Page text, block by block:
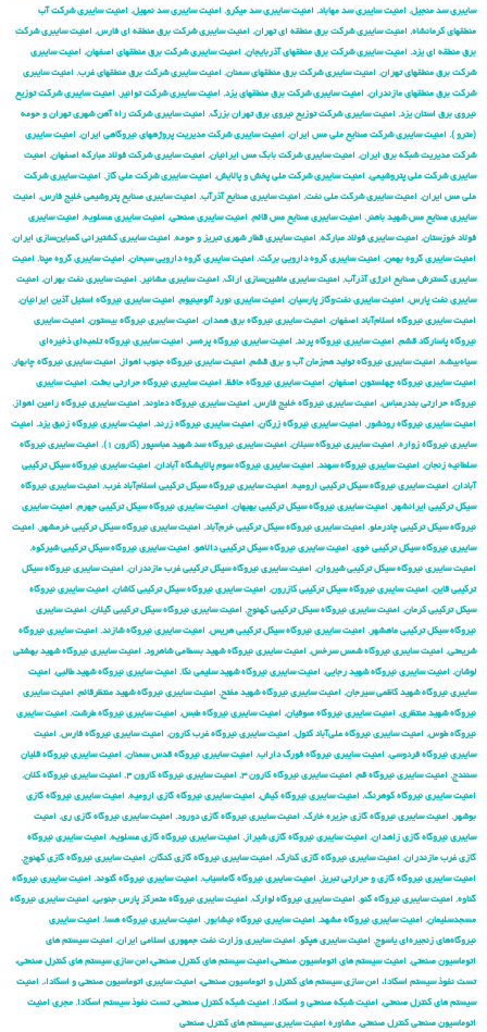
سایبری سد منجیل, امنیت سایبری سد مهاباد, امنیت سایبری سد میکرو, امنیت سایبری سد نمهیل, امنیت سایبری شركت آب
منطقهای كرمانشاه, امنیت سایبری شركت برق منطقه ای تهران, امنیت سایبری شركت برق منطقه ای فارس, امنیت سایبری شركت
برق منطقه ای یزد, امنیت سایبری شركت برق منطقهای آذربایجان, امنیت سایبری شركت برق منطقهای اصفهان, امنیت سایبری
شركت برق منطقهای تهران, امنیت سایبری شركت برق منطقهای سمنان, امنیت سایبری شركت برق منطقهای غرب, امنیت سایبری
شركت برق منطقهای مازندران, امنیت سایبری شركت برق منطقهای یزد, امنیت سایبری شركت توانیر , امنیت سایبری شركت توزیع
نیروی برق استان یزد, امنیت سایبری شركت توزیع نیروی برق تهران بزرگ, امنیت سایبری شركت راه آهن شهری تهران و حومه
(مترو ), امنیت سایبری شركت صنایع ملی مس ایران, امنیت سایبری شركت مدیریت پروژههای نیروگاهی ایران, امنیت سایبری
شركت مدیریت شبكه برق ایران, امنیت سایبری شرکت بابک مس ایرانیان, امنیت سایبری شرکت فولاد مبارکه اصفهان, امنیت
سایبری شرکت ملی پتروشیمی, امنیت سایبری شرکت ملی پخش و پالایش, امنیت سایبری شرکت ملی گاز , امنیت سایبری شرکت
ملی مس ایران, امنیت سایبری شرکت ملی نفت, امنیت سایبری صنایع آذرآب, امنیت سایبری صنایع پتروشیمی خلیج فارس, امنیت
سایبری صنایع مس شهید باهنر , امنیت سایبری صنایع مس قائم, امنیت سایبری صنعتی, امنیت سایبری عسلویه, امنیت سایبری
فولاد خوزستان, امنیت سایبری فولاد مبارکه, امنیت سایبری قطار شهری تبریز و حومه, امنیت سایبری کشتیرانی کمباین‌سازی ایران,
امنیت سایبری گروه بهمن, امنیت سایبری گروه دارویی برکت, امنیت سایبری گروه دارویی سبحان, امنیت سایبری گروه مپنا, امنیت
سایبری گسترش صنایع انرژی آذرآب, امنیت سایبری ماشین‌سازی اراک, امنیت سایبری مشانیر , امنیت سایبری نفت بهران, امنیت
سایبری نفت پارس, امنیت سایبری نفت‌وگاز پارسیان, امنیت سایبری نورد آلومینیوم, امنیت سایبری نیروگاه استیل آذین ایرانیان,
امنیت سایبری نیروگاه اسلام‌آباد اصفهان, امنیت سایبری نیروگاه برق همدان, امنیت سایبری نیروگاه بیستون, امنیت سایبری
نیروگاه پاسارگاد قشم, امنیت سایبری نیروگاه پرند, امنیت سایبری نیروگاه پره‌سر , امنیت سایبری نیروگاه تلمبه‌ای ذخیره‌ای
سیاه‌بیشه, امنیت سایبری نیروگاه تولید هم‌زمان آب و برق قشم, امنیت سایبری نیروگاه جنوب اهواز , امنیت سایبری نیروگاه چابهار ,
امنیت سایبری نیروگاه چهلستون اصفهان, امنیت سایبری نیروگاه حافظ, امنیت سایبری نیروگاه حرارتی بعثت, امنیت سایبری
نیروگاه حرارتی بندرعباس, امنیت سایبری نیروگاه خلیج فارس, امنیت سایبری نیروگاه دماوند, امنیت سایبری نیروگاه رامین اهواز ,
امنیت سایبری نیروگاه رودشور , امنیت سایبری نیروگاه زرگان, امنیت سایبری نیروگاه زرند, امنیت سایبری نیروگاه زنبق یزد, امنیت
سایبری نیروگاه زواره, امنیت سایبری نیروگاه سبلان, امنیت سایبری نیروگاه سد شهید عباسپور (کارون ۱) , امنیت سایبری نیروگاه
سلطانیه زنجان, امنیت سایبری نیروگاه سهند, امنیت سایبری نیروگاه سوم پالایشگاه آبادان, امنیت سایبری نیروگاه سیکل ترکیبی
آبادان, امنیت سایبری نیروگاه سیکل ترکیبی ارومیه, امنیت سایبری نیروگاه سیکل ترکیبی اسلام‌آباد غرب, امنیت سایبری نیروگاه
سیکل ترکیبی ایرانشهر , امنیت سایبری نیروگاه سیکل ترکیبی بهبهان, امنیت سایبری نیروگاه سیکل ترکیبی جهرم, امنیت سایبری
نیروگاه سیکل ترکیبی چادرملو, امنیت سایبری نیروگاه سیکل ترکیبی خرم‌آباد, امنیت سایبری نیروگاه سیکل ترکیبی خرمشهر , امنیت
سایبری نیروگاه سیکل ترکیبی خوی, امنیت سایبری نیروگاه سیکل ترکیبی دالاهو, امنیت سایبری نیروگاه سیکل ترکیبی شیرکوه,
امنیت سایبری نیروگاه سیکل ترکیبی شیروان, امنیت سایبری نیروگاه سیکل ترکیبی غرب مازندران, امنیت سایبری نیروگاه سیکل
ترکیبی قاین, امنیت سایبری نیروگاه سیکل ترکیبی کازرون, امنیت سایبری نیروگاه سیکل ترکیبی کاشان, امنیت سایبری نیروگاه
سیکل ترکیبی کرمان, امنیت سایبری نیروگاه سیکل ترکیبی کهنوج, امنیت سایبری نیروگاه سیکل ترکیبی گیلان, امنیت سایبری
نیروگاه سیکل ترکیبی ماهشهر , امنیت سایبری نیروگاه سیکل ترکیبی هریس, امنیت سایبری نیروگاه شازند, امنیت سایبری نیروگاه
شریعتی, امنیت سایبری نیروگاه شمس سرخس, امنیت سایبری نیروگاه شهید بسطامی شاهرود, امنیت سایبری نیروگاه شهید بهشتی
لوشان, امنیت سایبری نیروگاه شهید رجایی, امنیت سایبری نیروگاه شهید سلیمی نکا, امنیت سایبری نیروگاه شهید طالبی, امنیت
سایبری نیروگاه شهید کاظمی سیرجان, امنیت سایبری نیروگاه شهید مفتح, امنیت سایبری نیروگاه شهید منتظرقائم, امنیت سایبری
نیروگاه شهید منتظری, امنیت سایبری نیروگاه صوفیان, امنیت سایبری نیروگاه طبس, امنیت سایبری نیروگاه طرشت, امنیت سایبری
نیروگاه طوس, امنیت سایبری نیروگاه علی‌آباد کتول, امنیت سایبری نیروگاه غرب کارون, امنیت سایبری نیروگاه فارس, امنیت
سایبری نیروگاه فردوسی, امنیت سایبری نیروگاه فورگ داراب, امنیت سایبری نیروگاه قدس سمنان, امنیت سایبری نیروگاه قلیان
سنندج, امنیت سایبری نیروگاه قم, امنیت سایبری نیروگاه کارون ۳ , امنیت سایبری نیروگاه کارون ۴ , امنیت سایبری نیروگاه کلان,
امنیت سایبری نیروگاه کوهرنگ, امنیت سایبری نیروگاه کیش, امنیت سایبری نیروگاه گازی ارومیه, امنیت سایبری نیروگاه گازی
بوشهر , امنیت سایبری نیروگاه گازی جزیره خارک, امنیت سایبری نیروگاه گازی دورود, امنیت سایبری نیروگاه گازی ری, امنیت
سایبری نیروگاه گازی زاهدان, امنیت سایبری نیروگاه گازی شیراز , امنیت سایبری نیروگاه گازی عسلویه, امنیت سایبری نیروگاه
گازی غرب مازندران, امنیت سایبری نیروگاه گازی کنارک, امنیت سایبری نیروگاه گازی کنگان, امنیت سایبری نیروگاه گازی کهنوج,
امنیت سایبری نیروگاه گازی و حرارتی تبریز , امنیت سایبری نیروگاه گاماسیاب, امنیت سایبری نیروگاه گتوند, امنیت سایبری نیروگاه
گناوه, امنیت سایبری نیروگاه گنو, امنیت سایبری نیروگاه لوارک, امنیت سایبری نیروگاه متمرکز پارس جنوبی, امنیت سایبری نیروگاه
مسجدسلیمان, امنیت سایبری نیروگاه مشهد, امنیت سایبری نیروگاه نیشابور , امنیت سایبری نیروگاه هسا, امنیت سایبری
نیروگاه‌های زنجیره‌ای یاسوج, امنیت سایبری هپکو, امنیت سایبری وزارت نفت جمهوری اسلامی ایران, امنیت سیستم های
اتوماسیون صنعتی, امنیت سیستم های اتوماسیون صنعتی،امنیت سیستم های کنترل صنعتی،امن سازی سیستم های کنترل صنعتی،
تست نفوذ سیستم اسکادا، امن سازی سیستم های کنترل و اتوماسیون صنعتی، امنیت سایبری اتوماسیون صنعتی و اسکادا،, امنیت
سیستم های کنترل صنعتی, امنیت شبکه صنعتی و اسکادا, امنیت شبکه کنترل صنعتی,تست نفوذ سیستم اسکادا, مجری امنیت
اتوماسیون صنعتی کنترل صنعتی, مشاوره امنیت سایبری سیستم های کنترل صنعتی